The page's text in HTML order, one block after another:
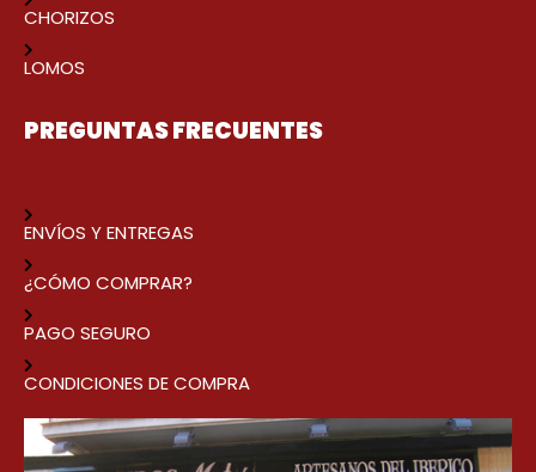
CHORIZOS
LOMOS
PREGUNTAS FRECUENTES
ENVÍOS Y ENTREGAS
¿CÓMO COMPRAR?
PAGO SEGURO
CONDICIONES DE COMPRA